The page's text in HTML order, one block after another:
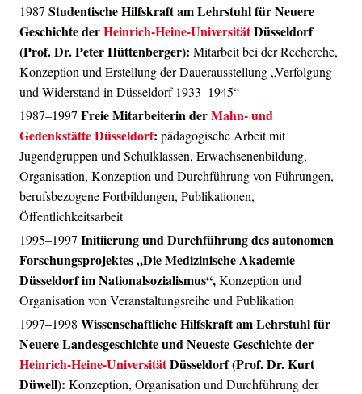
1987 Studentische Hilfskraft am Lehrstuhl für Neuere
Geschichte derHeinrich-Heine-UniversitätDüsseldorf
(Prof. Dr. Peter Hüttenberger): Mitarbeit bei der Recherche,
Konzeption und Erstellung der Dauerausstellung „Verfolgung
und Widerstand in Düsseldorf 1933–1945“
1987–1997 Freie Mitarbeiterin derMahn- und
Gedenkstätte Düsseldorf: pädagogische Arbeit mit
Jugendgruppen und Schulklassen, Erwachsenenbildung,
Organisation, Konzeption und Durchführung von Führungen,
berufsbezogene Fortbildungen, Publikationen,
Öffentlichkeitsarbeit
1995–1997 Initiierung und Durchführung des autonomen
Forschungsprojektes „Die Medizinische Akademie
Düsseldorf im Nationalsozialismus“,Konzeption und
Organisation von Veranstaltungsreihe und Publikation
1997–1998 Wissenschaftliche Hilfskraft am Lehrstuhl für
Neuere Landesgeschichte und Neueste Geschichte der
Heinrich-Heine-UniversitätDüsseldorf (Prof. Dr. Kurt
Düwell): Konzeption, Organisation und Durchführung der